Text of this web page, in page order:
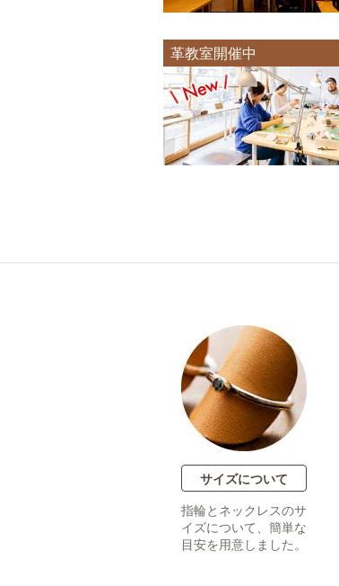
革教室開催中
サイズについて
指輪とネックレスのサ
イズについて、簡単な
目安を用意しました。